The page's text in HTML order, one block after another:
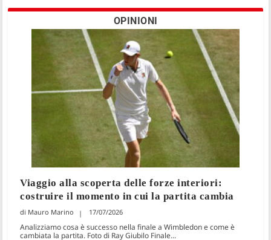
OPINIONI
Viaggio alla scoperta delle forze interiori:
costruire il momento in cui la partita cambia
Mauro Marino 17/07/2026
Analizziamo cosa è successo nella finale a Wimbledon e come è
cambiata la partita. Foto di Ray Giubilo Finale...